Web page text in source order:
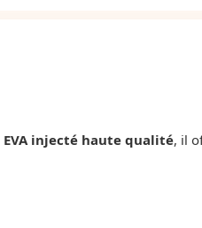
EVA injecté haute qualité, il